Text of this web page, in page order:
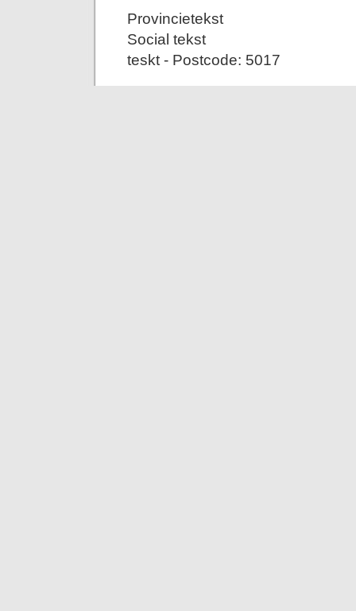
Provincietekst
Social tekst
teskt - Postcode: 5017